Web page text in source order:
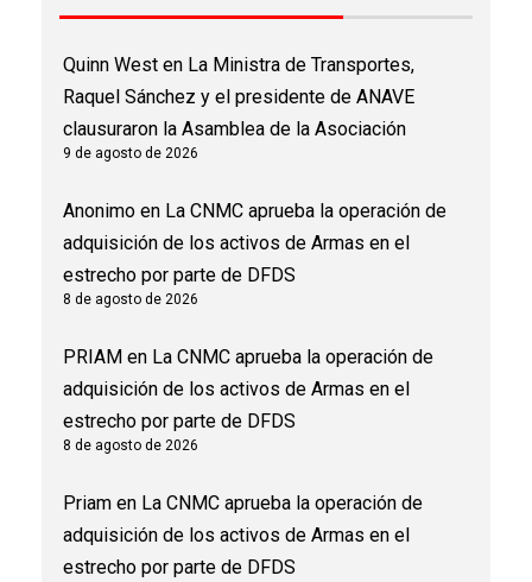
Quinn West en La Ministra de Transportes,
Raquel Sánchez y el presidente de ANAVE
clausuraron la Asamblea de la Asociación
9 de agosto de 2026
Anonimo en La CNMC aprueba la operación de
adquisición de los activos de Armas en el
estrecho por parte de DFDS
8 de agosto de 2026
PRIAM en La CNMC aprueba la operación de
adquisición de los activos de Armas en el
estrecho por parte de DFDS
8 de agosto de 2026
Priam en La CNMC aprueba la operación de
adquisición de los activos de Armas en el
estrecho por parte de DFDS